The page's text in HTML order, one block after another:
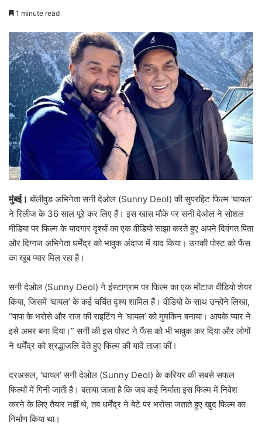
1 minute read
मुंबई। बॉलीवुड अभिनेता सनी देओल (Sunny Deol) की सुपरहिट फिल्म ‘घायल’
ने रिलीज के 36 साल पूरे कर लिए हैं। इस खास मौके पर सनी देओल ने सोशल
मीडिया पर फिल्म के यादगार दृश्यों का एक वीडियो साझा करते हुए अपने दिवंगत पिता
और दिग्गज अभिनेता धर्मेंद्र को भावुक अंदाज में याद किया। उनकी पोस्ट को फैंस
का खूब प्यार मिल रहा है।
सनी देओल (Sunny Deol) ने इंस्टाग्राम पर फिल्म का एक मोंटाज वीडियो शेयर
किया, जिसमें ‘घायल’ के कई चर्चित दृश्य शामिल हैं। वीडियो के साथ उन्होंने लिखा,
“पापा के भरोसे और राज की राइटिंग ने ‘घायल’ को मुमकिन बनाया। आपके प्यार ने
इसे अमर बना दिया।” सनी की इस पोस्ट ने फैंस को भी भावुक कर दिया और लोगों
ने धर्मेंद्र को श्रद्धांजलि देते हुए फिल्म की यादें ताजा कीं।
दरअसल, ‘घायल’ सनी देओल (Sunny Deol) के करियर की सबसे सफल
फिल्मों में गिनी जाती है। बताया जाता है कि जब कई निर्माता इस फिल्म में निवेश
करने के लिए तैयार नहीं थे, तब धर्मेंद्र ने बेटे पर भरोसा जताते हुए खुद फिल्म का
निर्माण किया था।